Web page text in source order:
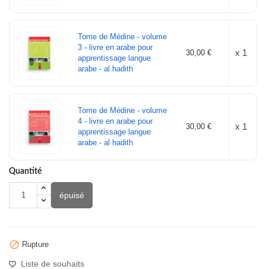
Tome de Médine - volume
3 - livre en arabe pour
apprentissage langue
arabe - al hadith
30,00 € x 1
Tome de Médine - volume
4 - livre en arabe pour
apprentissage langue
arabe - al hadith
30,00 € x 1
Quantité
épuisé
 Rupture
Liste de souhaits